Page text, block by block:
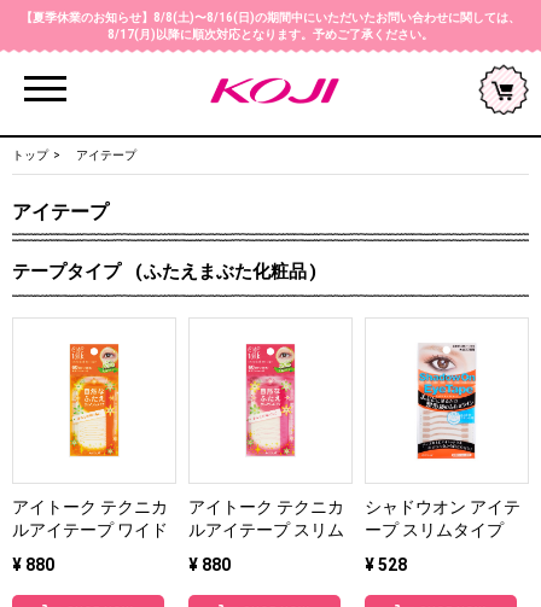
【夏季休業のお知らせ】8/8(土)〜8/16(日)の期間中にいただいたお問い合わせに関しては、
8/17(月)以降に順次対応となります。予めご了承ください。
Menu
トップ アイテープ
アイテープ
テープタイプ ふたえまぶた化粧品
アイトーク テクニカ
ルアイテープ ワイド
¥ 880
アイトーク テクニカ
ルアイテープ スリム
¥ 880
シャドウオン アイテ
ープ スリムタイプ
¥ 528